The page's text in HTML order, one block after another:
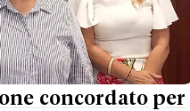
concordato per